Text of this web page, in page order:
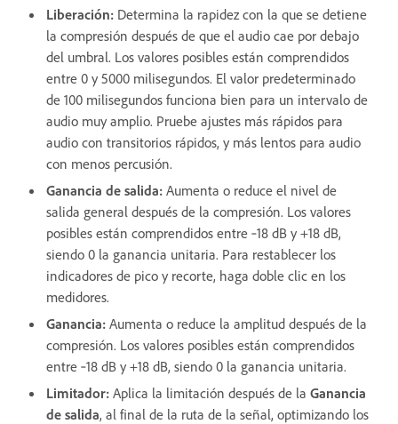
Liberación: Determina la rapidez con la que se detiene
la compresión después de que el audio cae por debajo
del umbral. Los valores posibles están comprendidos
entre 0 y 5000 milisegundos. El valor predeterminado
de 100 milisegundos funciona bien para un intervalo de
audio muy amplio. Pruebe ajustes más rápidos para
audio con transitorios rápidos, y más lentos para audio
con menos percusión.
Ganancia de salida: Aumenta o reduce el nivel de
salida general después de la compresión. Los valores
posibles están comprendidos entre ‑18 dB y +18 dB,
siendo 0 la ganancia unitaria. Para restablecer los
indicadores de pico y recorte, haga doble clic en los
medidores.
Ganancia: Aumenta o reduce la amplitud después de la
compresión. Los valores posibles están comprendidos
entre ‑18 dB y +18 dB, siendo 0 la ganancia unitaria.
Limitador: Aplica la limitación después de la Ganancia
de salida, al final de la ruta de la señal, optimizando los